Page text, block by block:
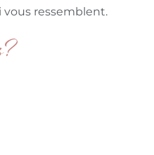
vous ressemblent.